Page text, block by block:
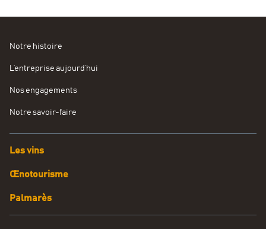
Notre histoire
L’entreprise aujourd’hui
Nos engagements
Notre savoir-faire
Les vins
Œnotourisme
Palmarès